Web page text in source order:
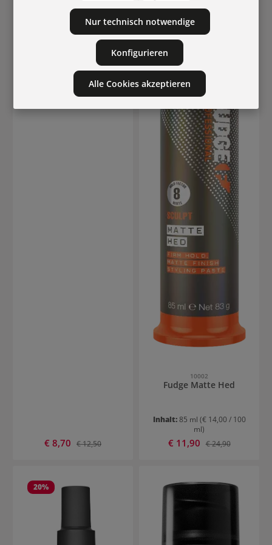
Comair Ion-Ceramic
Fönbürste - 56/76 mm
Verkaufspreis:
€ 8,70 Regulärer Preis:
€ 12,50
10002
Fudge Matte Hed
Inhalt:85 ml (€ 14,00 / 100
ml)
Verkaufspreis:
€ 11,90 Regulärer Preis:
€ 24,90
20%
Nur technisch notwendige
Konfigurieren
Alle Cookies akzeptieren